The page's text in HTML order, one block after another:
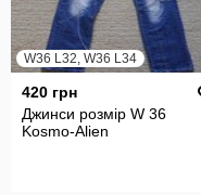
W36 L32, W36 L34
420 грн
Джинси розмір W 36
Kosmo-Alien